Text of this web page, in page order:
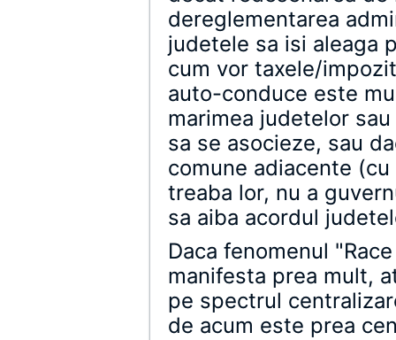
dereglementarea
judetele sa isi aleaga
cum vor taxele/
auto-conduce este
marimea judetelor
sa se asocieze, sau
comune adiacente
treaba lor, nu a
sa aiba acordul
Daca fenomenul
manifesta prea mult,
pe spectrul
de acum este prea